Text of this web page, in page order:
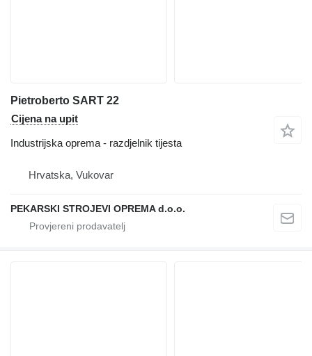
Pietroberto SART 22
Cijena na upit
Industrijska oprema - razdjelnik tijesta
Hrvatska, Vukovar
PEKARSKI STROJEVI OPREMA d.o.o.